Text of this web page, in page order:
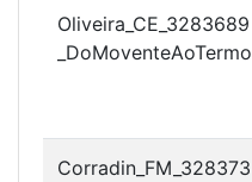
Oliveira_CE_3283689
_DoMoventeAoTermo
Corradin_FM_328373